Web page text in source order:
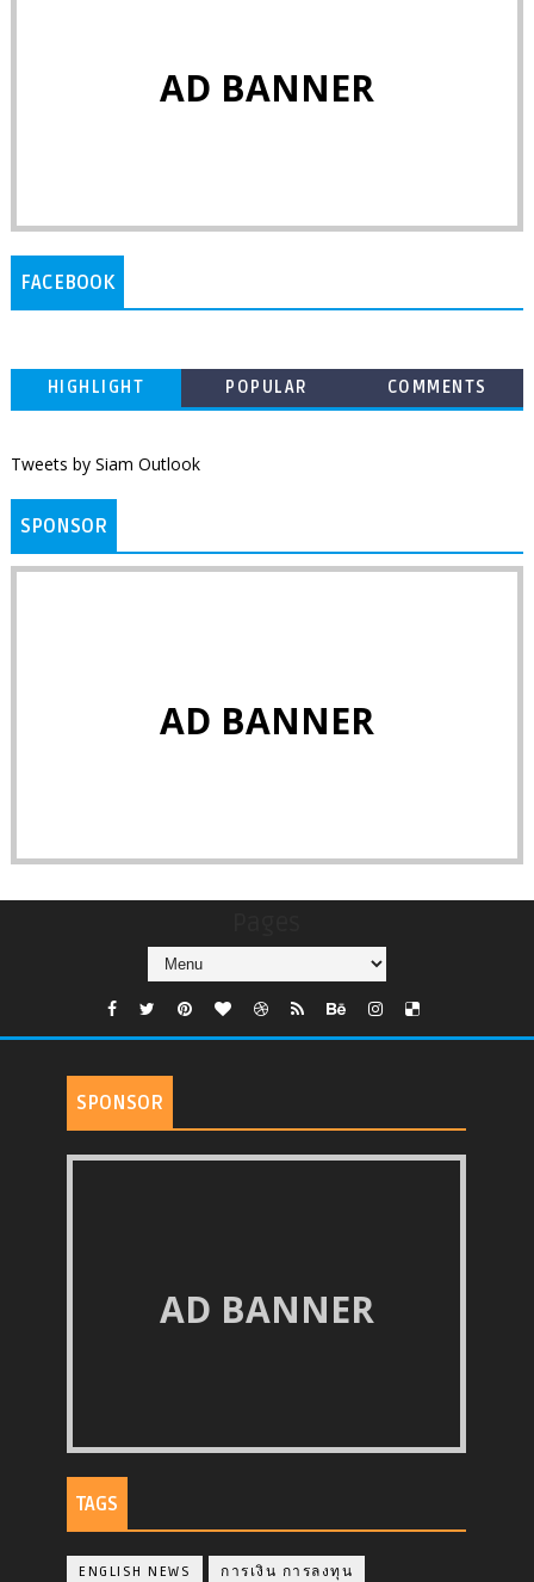
AD BANNER
FACEBOOK
HIGHLIGHT POPULAR COMMENTS
Tweets by Siam Outlook
SPONSOR
AD BANNER
SPONSOR
AD BANNER
TAGS
ENGLISH NEWS การเงิน การลงทุน